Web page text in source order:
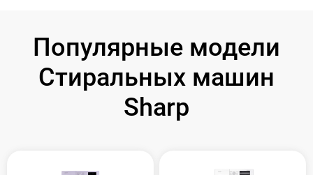
Популярные модели
Стиральных машин
Sharp